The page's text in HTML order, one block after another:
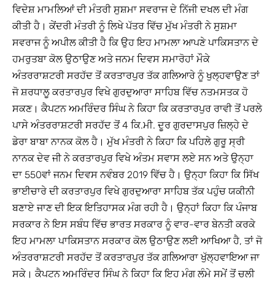
ਵਿਦੇਸ਼ ਮਾਮਲਿਆਂ ਦੀ ਮੰਤਰੀ ਸੁਸ਼ਮਾ ਸਵਰਾਜ ਦੇ ਨਿੱਜੀ ਦਖਲ ਦੀ ਮੰਗ
ਕੀਤੀ ਹੈ। ਕੇਂਦਰੀ ਮੰਤਰੀ ਨੂੰ ਲਿਖੇ ਪੱਤਰ ਵਿੱਚ ਮੁੱਖ ਮੰਤਰੀ ਨੇ ਸੁਸ਼ਮਾ
ਸਵਰਾਜ ਨੂੰ ਅਪੀਲ ਕੀਤੀ ਹੈ ਕਿ ਉਹ ਇਹ ਮਾਮਲਾ ਆਪਣੇ ਪਾਕਿਸਤਾਨ ਦੇ
ਹਮਰੁਤਬਾ ਕੋਲ ਉਠਾਉਣ ਅਤੇ ਜਨਮ ਦਿਵਸ ਸਮਾਰੋਹਾਂ ਮੌਕੇ
ਅੰਤਰਰਾਸ਼ਟਰੀ ਸਰਹੱਦ ਤੋਂ ਕਰਤਾਰਪੁਰ ਤੱਕ ਗਲਿਆਰੇ ਨੂੰ ਖੁਲ੍ਹਵਾਉਣ ਤਾਂ
ਜੋ ਸ਼ਰਧਾਲੂ ਕਰਤਾਰਪੁਰ ਵਿਖੇ ਗੁਰਦੁਆਰਾ ਸਾਹਿਬ ਵਿੱਚ ਨਤਮਸਤਕ ਹੋ
ਸਕਣ। ਕੈਪਟਨ ਅਮਰਿੰਦਰ ਸਿੰਘ ਨੇ ਕਿਹਾ ਕਿ ਕਰਤਾਰਪੁਰ ਰਾਵੀ ਤੋਂ ਪਰਲੇ
ਪਾਸੇ ਅੰਤਰਰਾਸ਼ਟਰੀ ਸਰਹੱਦ ਤੋਂ 4 ਕਿ.ਮੀ. ਦੂਰ ਗੁਰਦਾਸਪੁਰ ਜ਼ਿਲ੍ਹੇ ਦੇ
ਡੇਰਾ ਬਾਬਾ ਨਾਨਕ ਕੋਲ ਹੈ। ਮੁੱਖ ਮੰਤਰੀ ਨੇ ਕਿਹਾ ਕਿ ਪਹਿਲੇ ਗੁਰੂ ਸ੍ਰੀ
ਨਾਨਕ ਦੇਵ ਜੀ ਨੇ ਕਰਤਾਰਪੁਰ ਵਿਖੇ ਅੰਤਮ ਸਵਾਸ ਲਏ ਸਨ ਅਤੇ ਉਨ੍ਹਾ
ਦਾ 550ਵਾਂ ਜਨਮ ਦਿਵਸ ਨਵੰਬਰ 2019 ਵਿੱਚ ਹੈ। ਉਨ੍ਹਾ ਕਿਹਾ ਕਿ ਸਿੱਖ
ਭਾਈਚਾਰੇ ਦੀ ਕਰਤਾਰਪੁਰ ਵਿਖੇ ਗੁਰਦੁਆਰਾ ਸਾਹਿਬ ਤੱਕ ਪਹੁੰਚ ਯਕੀਨੀ
ਬਣਾਏ ਜਾਣ ਦੀ ਇਕ ਇਤਿਹਾਸਕ ਮੰਗ ਰਹੀ ਹੈ। ਉਨ੍ਹਾਂ ਕਿਹਾ ਕਿ ਪੰਜਾਬ
ਸਰਕਾਰ ਨੇ ਇਸ ਸਬੰਧ ਵਿੱਚ ਭਾਰਤ ਸਰਕਾਰ ਨੂੰ ਵਾਰ-ਵਾਰ ਬੇਨਤੀ ਕਰਕੇ
ਇਹ ਮਾਮਲਾ ਪਾਕਿਸਤਾਨ ਸਰਕਾਰ ਕੋਲ ਉਠਾਉਣ ਲਈ ਆਖਿਆ ਹੈ, ਤਾਂ ਜੋ
ਅੰਤਰਰਾਸ਼ਟਰੀ ਸਰਹੱਦ ਤੋਂ ਕਰਤਾਰਪੁਰ ਤੱਕ ਗਲਿਆਰਾ ਖੁੱਲ੍ਹਵਾਇਆ ਜਾ
ਸਕੇ। ਕੈਪਟਨ ਅਮਰਿੰਦਰ ਸਿੰਘ ਨੇ ਕਿਹਾ ਕਿ ਇਹ ਮੰਗ ਲੰਮੇ ਸਮੇਂ ਤੋਂ ਚਲੀ